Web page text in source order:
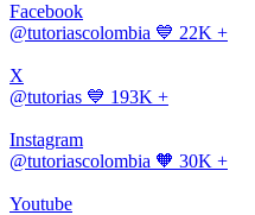
Facebook
@tutoriascolombia 💙 22K +
X
@tutorias 💙 193K +
Instagram
@tutoriascolombia 🧡 30K +
Youtube